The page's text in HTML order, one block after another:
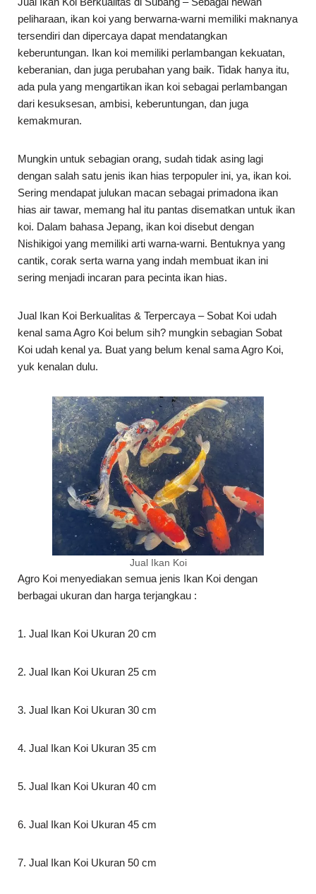
peliharaan, ikan koi yang berwarna-warni memiliki maknanya
tersendiri dan dipercaya dapat mendatangkan
keberuntungan. Ikan koi memiliki perlambangan kekuatan,
keberanian, dan juga perubahan yang baik. Tidak hanya itu,
ada pula yang mengartikan ikan koi sebagai perlambangan
dari kesuksesan, ambisi, keberuntungan, dan juga
kemakmuran.
Mungkin untuk sebagian orang, sudah tidak asing lagi
dengan salah satu jenis ikan hias terpopuler ini, ya, ikan koi.
Sering mendapat julukan macan sebagai primadona ikan
hias air tawar, memang hal itu pantas disematkan untuk ikan
koi. Dalam bahasa Jepang, ikan koi disebut dengan
Nishikigoi yang memiliki arti warna-warni. Bentuknya yang
cantik, corak serta warna yang indah membuat ikan ini
sering menjadi incaran para pecinta ikan hias.
Jual Ikan Koi Berkualitas & Terpercaya – Sobat Koi udah
kenal sama Agro Koi belum sih? mungkin sebagian Sobat
Koi udah kenal ya. Buat yang belum kenal sama Agro Koi,
yuk kenalan dulu.
Jual Ikan Koi
Agro Koi menyediakan semua jenis Ikan Koi dengan
berbagai ukuran dan harga terjangkau :
1. Jual Ikan Koi Ukuran 20 cm
2. Jual Ikan Koi Ukuran 25 cm
3. Jual Ikan Koi Ukuran 30 cm
4. Jual Ikan Koi Ukuran 35 cm
5. Jual Ikan Koi Ukuran 40 cm
6. Jual Ikan Koi Ukuran 45 cm
7. Jual Ikan Koi Ukuran 50 cm